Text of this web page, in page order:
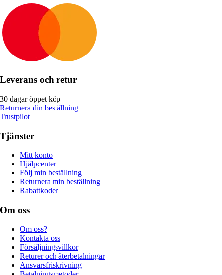
Leverans och retur
30 dagar öppet köp
Returnera din beställning
Trustpilot
Tjänster
Mitt konto
Hjälpcenter
Följ min beställning
Returnera min beställning
Rabattkoder
Om oss
Om oss?
Kontakta oss
Försäljningsvillkor
Returer och återbetalningar
Ansvarsfriskrivning